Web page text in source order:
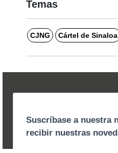
Temas
CJNG Cártel de Sinaloa